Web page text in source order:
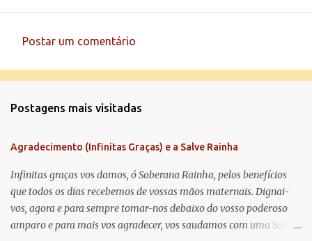
e
t
á
r
i
o
Postar um comentário
Postagens mais visitadas
Agradecimento (Infinitas Graças) e a Salve Rainha
Infinitas graças vos damos, ó Soberana Rainha, pelos benefícios
que todos os dias recebemos de vossas mãos maternais. Dignai-
vos, agora e para sempre tomar-nos debaixo do vosso poderoso
amparo e para mais vos agradecer, vos saudamos com uma Salve